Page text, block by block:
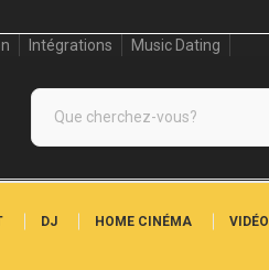
Intégrations Music Dating
DJ HOME CINÉMA VIDÉO